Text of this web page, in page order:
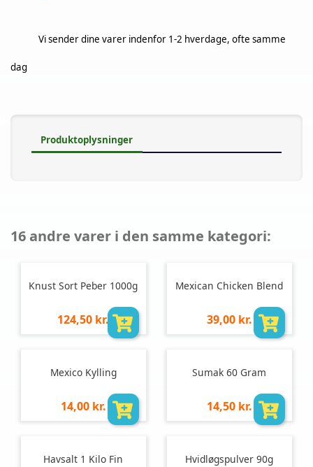
Vi sender dine varer indenfor 1-2 hverdage, ofte samme
dag
Produktoplysninger
16 andre varer i den samme kategori:
Knust Sort Peber 1000g
Pris
124,50 kr.
Mexican Chicken Blend
Pris
39,00 kr.
Mexico Kylling
Pris
14,00 kr.
Sumak 60 Gram
Pris
14,50 kr.
Havsalt 1 Kilo Fin Hvidløgspulver 90g